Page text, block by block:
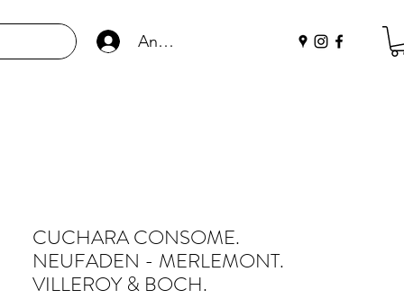
Anmelden
CUCHARA CONSOME.
NEUFADEN - MERLEMONT.
VILLEROY & BOCH.